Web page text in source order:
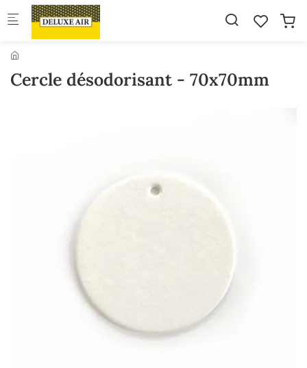
Skip to main content
Cercle désodorisant - 70x70mm